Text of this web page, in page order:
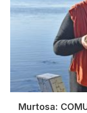
Murtosa: